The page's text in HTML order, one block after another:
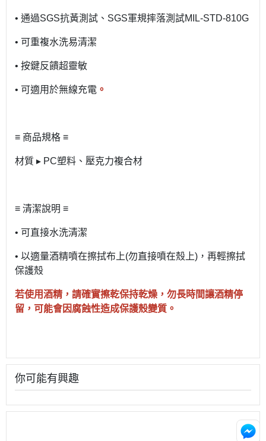
• 通過SGS抗黃測試、SGS軍規摔落測試MIL-STD-810G
• 可重複水洗易清潔
• 按鍵反饋超靈敏
• 可適用於無線充電 。
≡ 商品規格 ≡
材質 ▸ PC塑料、壓克力複合材
≡ 清潔說明 ≡
• 可直接水洗清潔
• 以適量酒精噴在擦拭布上(勿直接噴在殼上)，再輕擦拭
保護殼
若使用酒精，請確實擦乾保持乾燥，勿長時間讓酒精停
留，可能會因腐蝕性造成保護殼變質。
你可能有興趣